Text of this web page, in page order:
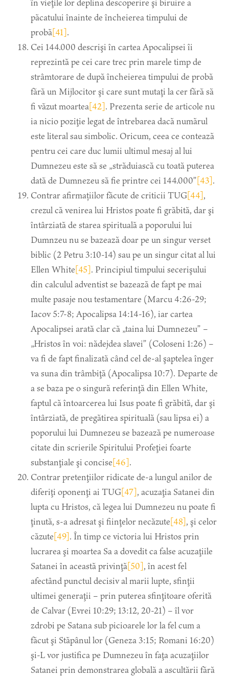
în vieţile lor deplina descoperire şi biruire a
păcatului înainte de încheierea timpului de
probă[41].
Cei 144.000 descrişi în cartea Apocalipsei îi
reprezintă pe cei care trec prin marele timp de
strâmtorare de după încheierea timpului de probă
fără un Mijlocitor şi care sunt mutaţi la cer fără să
fi văzut moartea[42]. Prezenta serie de articole nu
ia nicio poziţie legat de întrebarea dacă numărul
este literal sau simbolic. Oricum, ceea ce contează
pentru cei care duc lumii ultimul mesaj al lui
Dumnezeu este să se „străduiască cu toată puterea
dată de Dumnezeu să fie printre cei 144.000”[43].
Contrar afirmațiilor făcute de criticii TUG[44],
crezul că venirea lui Hristos poate fi grăbită, dar şi
întârziată de starea spirituală a poporului lui
Dumnzeu nu se bazează doar pe un singur verset
biblic (2 Petru 3:10-14) sau pe un singur citat al lui
Ellen White[45]. Principiul timpului secerişului
din calculul adventist se bazează de fapt pe mai
multe pasaje nou testamentare (Marcu 4:26-29;
Iacov 5:7-8; Apocalipsa 14:14-16), iar cartea
Apocalipsei arată clar că „taina lui Dumnezeu” –
„Hristos în voi: nădejdea slavei” (Coloseni 1:26) –
va fi de fapt finalizată când cel de-al şaptelea înger
va suna din trâmbiţă (Apocalipsa 10:7). Departe de
a se baza pe o singură referinţă din Ellen White,
faptul că întoarcerea lui Isus poate fi grăbită, dar şi
întârziată, de pregătirea spirituală (sau lipsa ei) a
poporului lui Dumnezeu se bazează pe numeroase
citate din scrierile Spiritului Profeţiei foarte
substanţiale şi concise[46].
Contrar pretenţiilor ridicate de-a lungul anilor de
diferiţi oponenţi ai TUG[47], acuzaţia Satanei din
lupta cu Hristos, că legea lui Dumnezeu nu poate fi
ţinută, s-a adresat şi fiinţelor necăzute[48], şi celor
căzute[49]. În timp ce victoria lui Hristos prin
lucrarea şi moartea Sa a dovedit ca false acuzaţiile
Satanei în această privinţă[50], în acest fel
afectând punctul decisiv al marii lupte, sfinţii
ultimei generaţii – prin puterea sfinţitoare oferită
de Calvar (Evrei 10:29; 13:12, 20-21) – îl vor
zdrobi pe Satana sub picioarele lor la fel cum a
făcut şi Stăpânul lor (Geneza 3:15; Romani 16:20)
şi-L vor justifica pe Dumnezeu în faţa acuzaţiilor
Satanei prin demonstrarea globală a ascultării fără